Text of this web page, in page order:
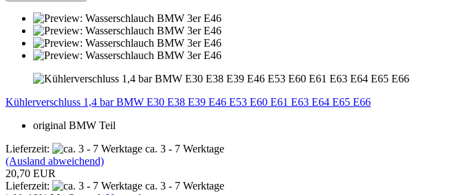
Kühlerverschluss 1,4 bar BMW E30 E38 E39 E46 E53 E60 E61 E63 E64 E65 E66
original BMW Teil
Lieferzeit:
ca. 3 - 7 Werktage
(Ausland abweichend)
20,70 EUR
Lieferzeit:
ca. 3 - 7 Werktage